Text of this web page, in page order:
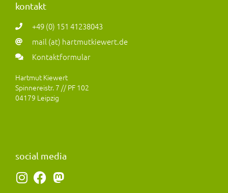
kontakt
+49 (0) 151 41238043
mail (at) hartmutkiewert.de
Kontaktformular
Hartmut Kiewert
Spinnereistr. 7 // PF 102
04179 Leipzig
social media
I
F
M